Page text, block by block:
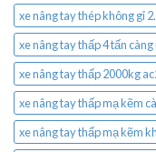
xe nâng tay thép không gỉ
xe nâng tay thấp 4 tấn
xe nâng tay thấp 2000kg
xe nâng tay thấp mạ kẽm
xe nâng tay thấp mạ kẽm